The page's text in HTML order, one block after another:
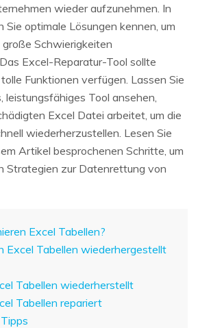
wieder aufzunehmen. In
Sie optimale Lösungen kennen, um
Schwierigkeiten
Excel-Reparatur-Tool sollte
Funktionen verfügen. Lassen Sie
leistungsfähiges Tool ansehen,
Excel Datei arbeitet, um die
wiederherzustellen. Lesen Sie
Artikel besprochenen Schritte, um
Strategien zur Datenrettung von
Excel Tabellen?
Excel Tabellen wiederhergestellt
Tabellen wiederherstellt
Tabellen repariert